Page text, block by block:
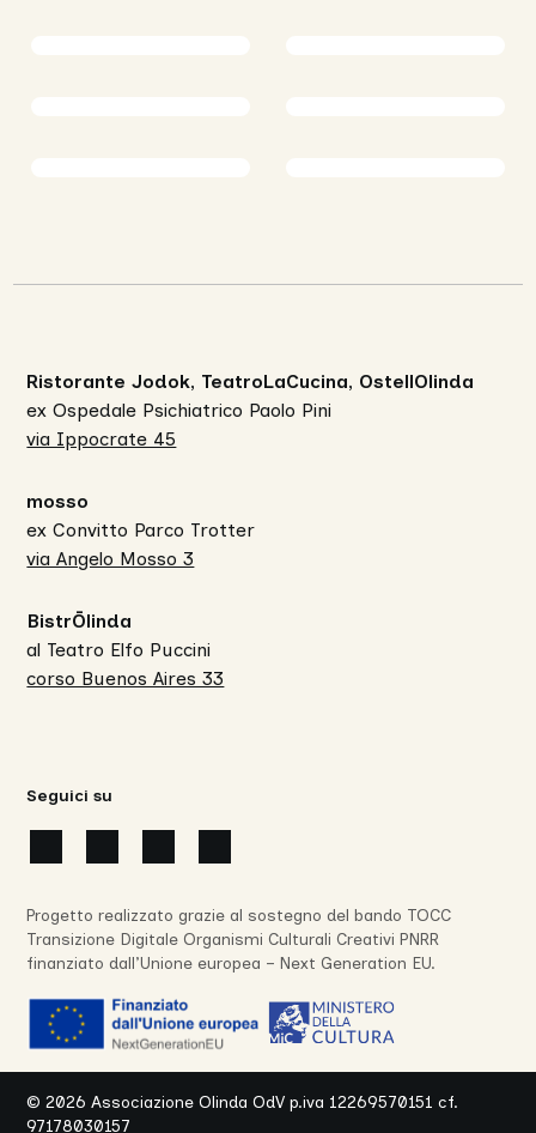
Ristorante Jodok, TeatroLaCucina, OstellOlinda
ex Ospedale Psichiatrico Paolo Pini
via Ippocrate 45
mosso
ex Convitto Parco Trotter
via Angelo Mosso 3
BistrŌlinda
al Teatro Elfo Puccini
corso Buenos Aires 33
Seguici su
Progetto realizzato grazie al sostegno del bando TOCC
Transizione Digitale Organismi Culturali Creativi PNRR
finanziato dall’Unione europea – Next Generation EU.
©2026 Associazione Olinda OdV p.iva 12269570151 cf.
97178030157